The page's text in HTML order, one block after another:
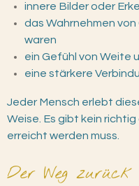
innere Bilder oder
das Wahrnehmen
waren
ein Gefühl von Weite
eine stärkere
Jeder Mensch erlebt
Weise. Es gibt kein
erreicht werden muss.
Der Weg